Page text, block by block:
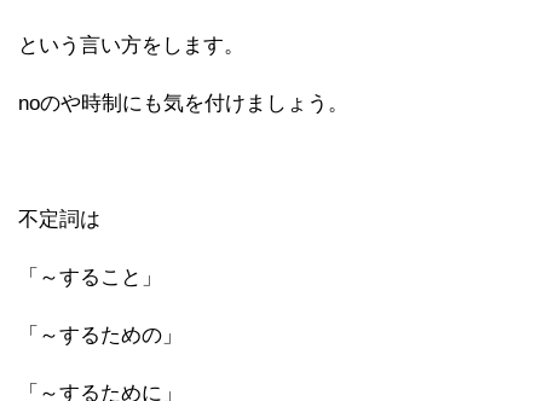
という言い方をします。
noのや時制にも気を付けましょう。
不定詞は
「～すること」
「～するための」
「～するために」